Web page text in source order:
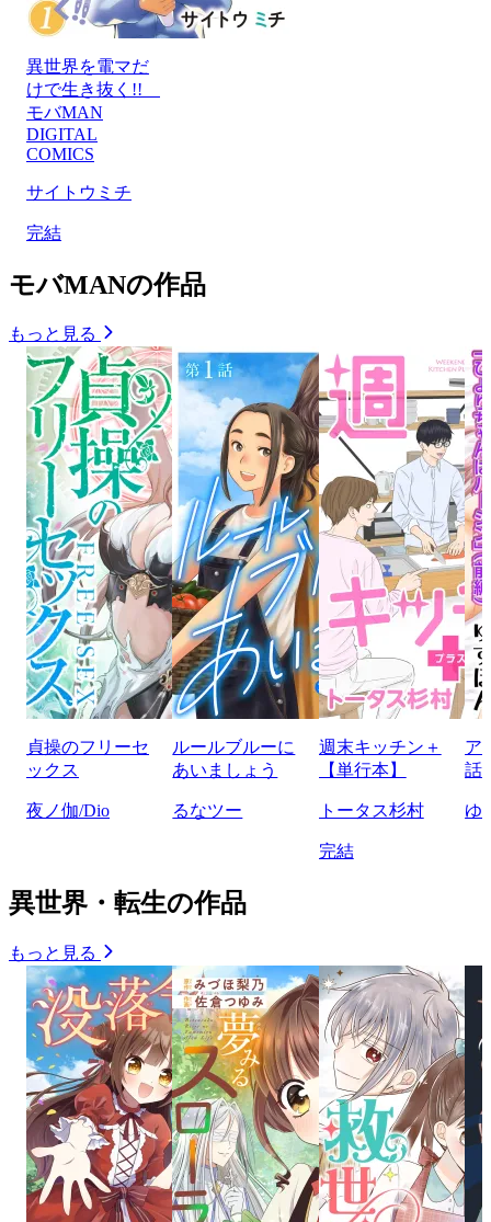
異世界を電マだ
けで生き抜く!!
モバMAN
DIGITAL
COMICS
サイトウミチ
完結
モバMANの作品
もっと見る
貞操のフリーセ
ックス
夜ノ伽/Dio
ルールブルーに
あいましょう
るなツー
週末キッチン＋
【単行本】
トータス杉村
完結
ア
話
ゆ
異世界・転生の作品
もっと見る